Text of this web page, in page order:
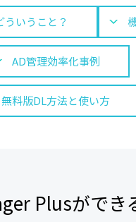
いうこと？
AD管理効率化事例
無料版DL方法と使い方
Plusができ